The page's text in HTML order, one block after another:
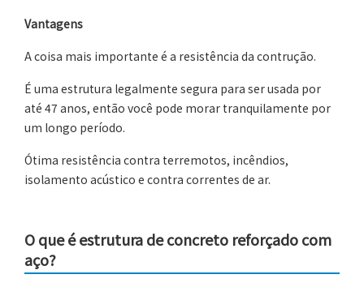
Vantagens
A coisa mais importante é a resistência da contrução.
É uma estrutura legalmente segura para ser usada por
até 47 anos, então você pode morar tranquilamente por
um longo período.
Ótima resistência contra terremotos, incêndios,
isolamento acústico e contra correntes de ar.
O que é estrutura de concreto reforçado com
aço?